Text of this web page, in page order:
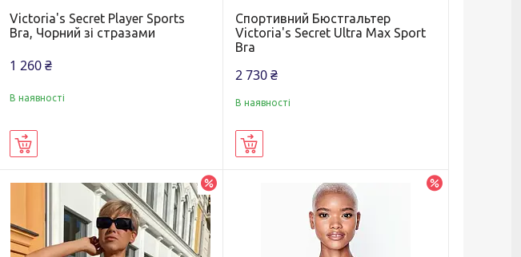
Victoria's Secret Player Sports
Bra, Чорний зі стразами
1 260 ₴
В наявності
Спортивний Бюстгальтер
Victoria's Secret Ultra Max Sport
Bra
2 730 ₴
В наявності
–5%